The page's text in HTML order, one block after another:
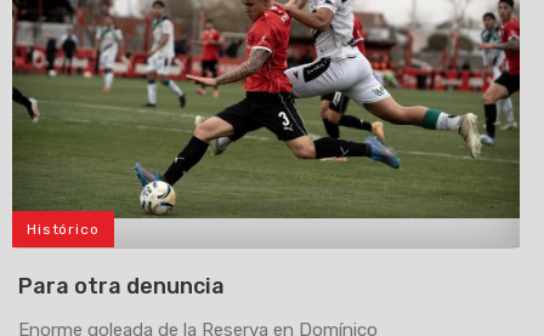
Histórico
Para otra denuncia
Enorme goleada de la Reserva en Domínico